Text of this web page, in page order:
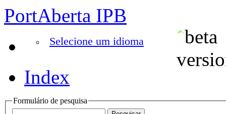
PortAberta IPB
Selecione um idioma
Index
Formulário de pesquisa